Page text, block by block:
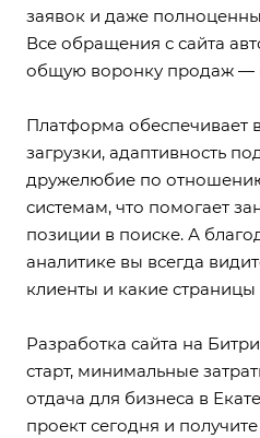
заявок и даже
Все обращения с сайта
общую воронку продаж —
Платформа обеспечивает
загрузки, адаптивность
дружелюбие по
системам, что помогает
позиции в поиске. А
аналитике вы всегда
клиенты и какие
Разработка сайта на
старт, минимальные
отдача для бизнеса в
проект сегодня и